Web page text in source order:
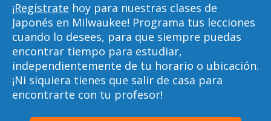
¡Regístrate hoy para nuestras clases de
Japonés en Milwaukee! Programa tus lecciones
cuando lo desees, para que siempre puedas
encontrar tiempo para estudiar,
independientemente de tu horario o ubicación.
¡Ni siquiera tienes que salir de casa para
encontrarte con tu profesor!